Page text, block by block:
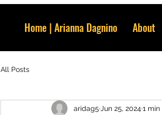
Home | Arianna Dagnino About
All Posts
aridag5 Jun 25, 20241 min